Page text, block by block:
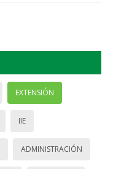
EXTENSIÓN
IIE
ADMINISTRACIÓN